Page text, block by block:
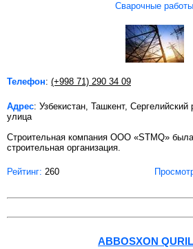
Сварочные работы
Телефон: (+998 71) 290 34 09
Адрес: Узбекистан, Ташкент,
улица
Строительная компания ООО «STMQ»
строительная организация.
Рейтинг: 260
ABBOSXON